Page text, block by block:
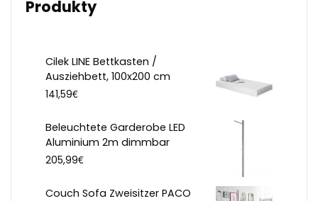
Produkty
Cilek LINE Bettkasten /
Ausziehbett, 100x200 cm
141,59€
Beleuchtete Garderobe LED
Aluminium 2m dimmbar
205,99€
Couch Sofa Zweisitzer PACO